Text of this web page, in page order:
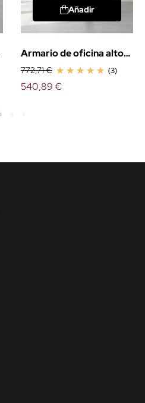
Añadir
Armario de oficina alto
con puertas
772,71 € (3)
540,89 €